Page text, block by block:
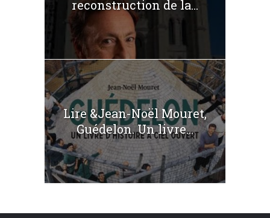
reconstruction de la...
Lire &Jean-Noël Mouret,
Guédelon. Un livre...